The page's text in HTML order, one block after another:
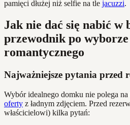
pamięci dłużej niż selfie na tle jacuzzi.
Jak nie dać się nabić w
przewodnik po
romantycznego
Najważniejsze pytania przed
Wybór idealnego domku nie polega
oferty z ładnym zdjęciem. Przed
właścicielowi) kilka pytań: